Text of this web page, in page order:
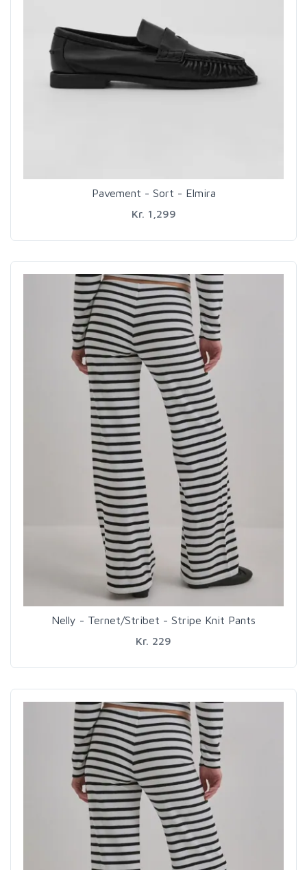
Pavement - Sort - Elmira
Kr. 1,299
Nelly - Ternet/Stribet - Stripe Knit Pants
Kr. 229